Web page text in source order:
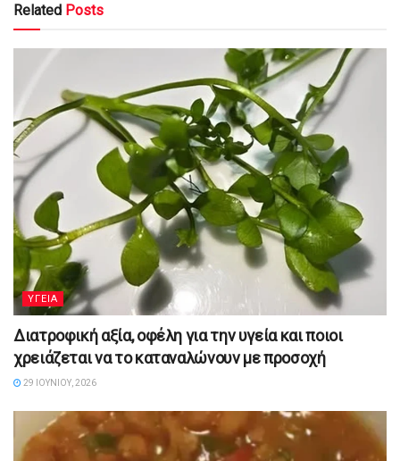
Related Posts
YΓΕΙΑ
Διατροφική αξία, οφέλη για την υγεία και ποιοι
χρειάζεται να το καταναλώνουν με προσοχή
29 ΙΟΥΝΊΟΥ, 2026